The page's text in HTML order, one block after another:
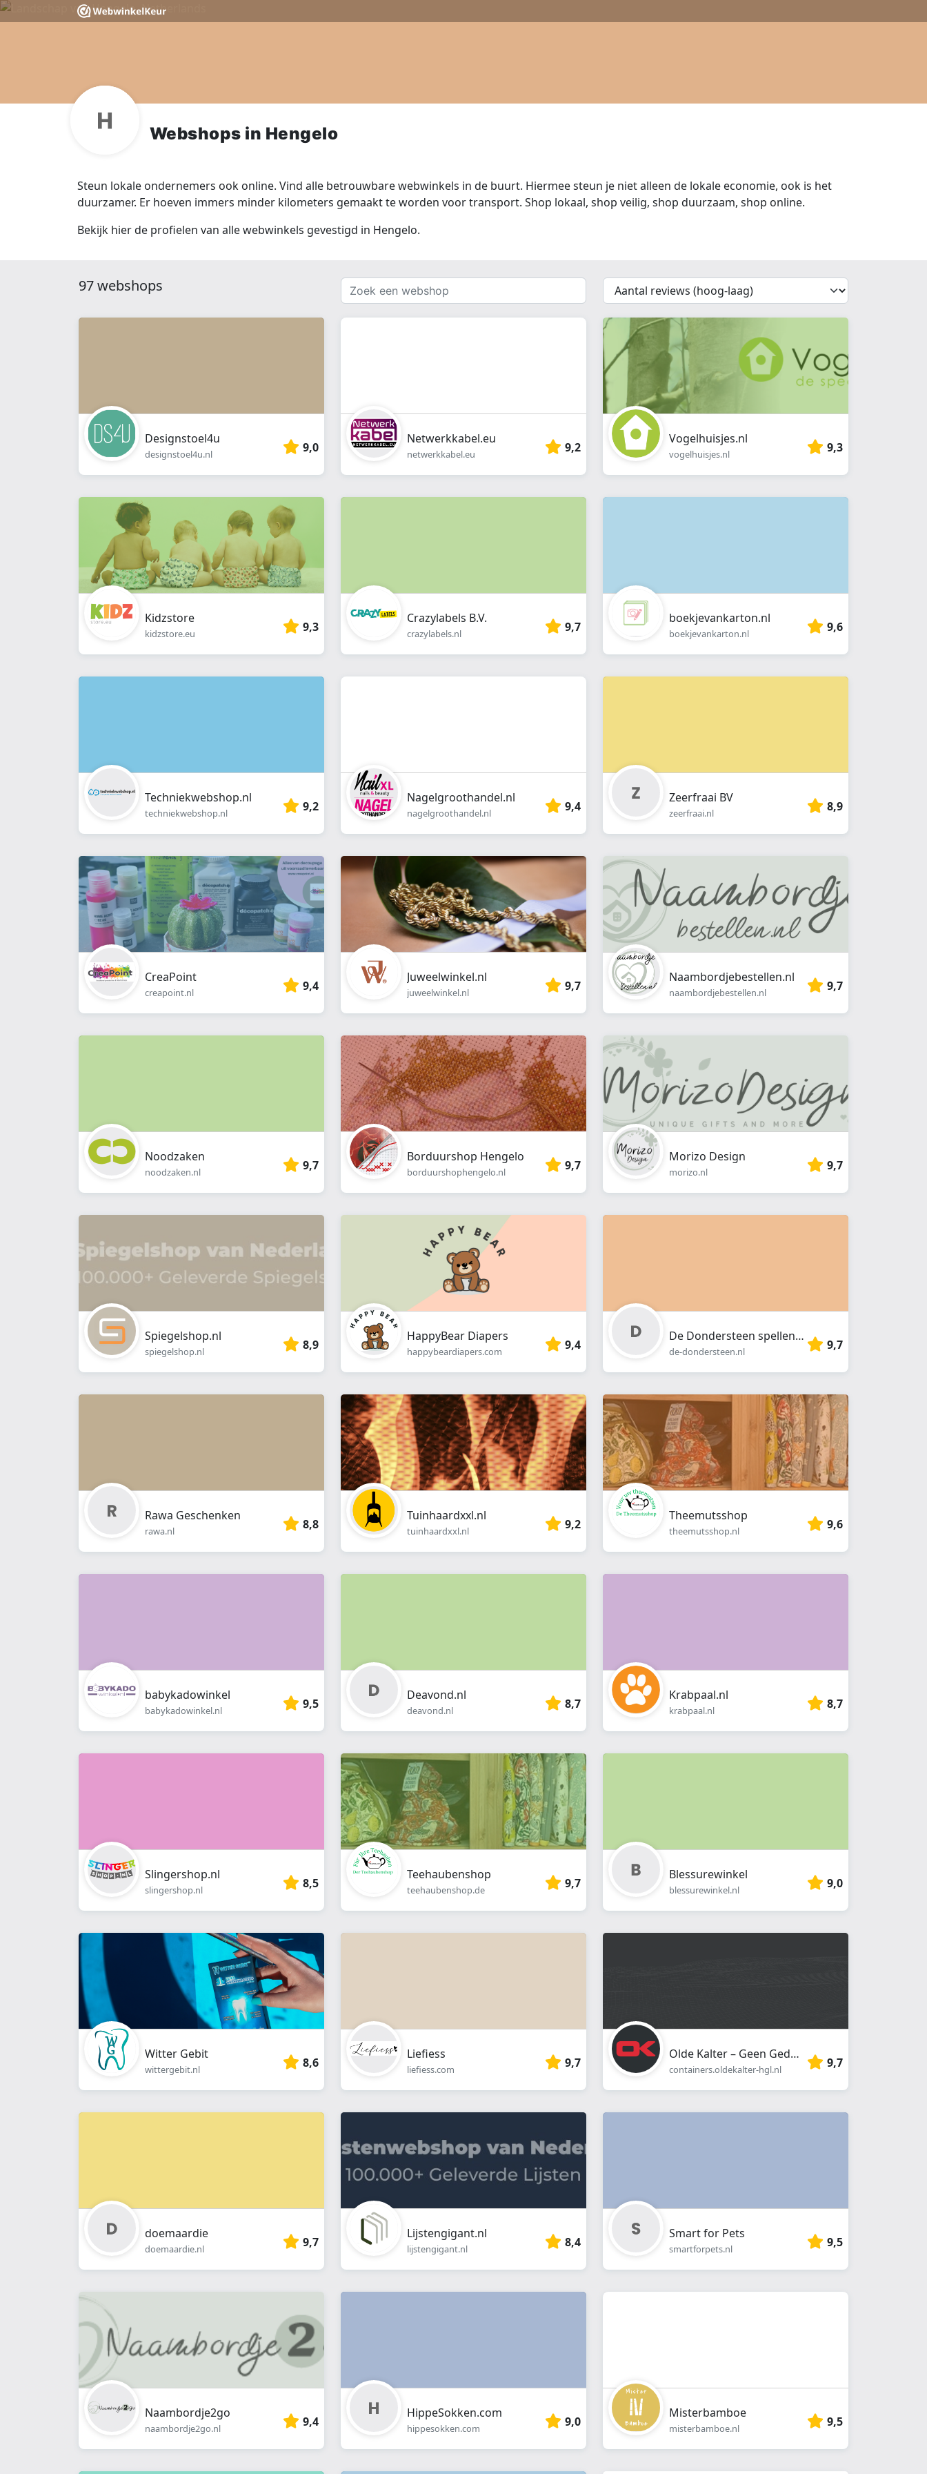
Webshops in Hengelo
Steun lokale ondernemers ook online. Vind alle betrouwbare webwinkels in de buurt. Hiermee steun je niet alleen de lokale economie, ook is het
duurzamer. Er hoeven immers minder kilometers gemaakt te worden voor transport. Shop lokaal, shop veilig, shop duurzaam, shop online.
Bekijk hier de profielen van alle webwinkels gevestigd in Hengelo.
97 webshops
Zoek
een
webshop
{{
__('Sort')
}}
Designstoel4u
designstoel4u.nl 9,0
Netwerkkabel.eu
netwerkkabel.eu 9,2
Vogelhuisjes.nl
vogelhuisjes.nl 9,3
Kidzstore
kidzstore.eu 9,3
Crazylabels B.V.
crazylabels.nl 9,7
boekjevankarton.nl
boekjevankarton.nl 9,6
Techniekwebshop.nl
techniekwebshop.nl 9,2
Nagelgroothandel.nl
nagelgroothandel.nl 9,4
Zeerfraai BV
zeerfraai.nl 8,9
CreaPoint
creapoint.nl 9,4
Juweelwinkel.nl
juweelwinkel.nl 9,7
Naambordjebestellen.nl
naambordjebestellen.nl 9,7
Noodzaken
noodzaken.nl 9,7
Borduurshop Hengelo
borduurshophengelo.nl 9,7
Morizo Design
morizo.nl 9,7
Spiegelshop.nl
spiegelshop.nl 8,9
HappyBear Diapers
happybeardiapers.com 9,4
De Dondersteen spellenspeciaalzaak
de-dondersteen.nl 9,7
Rawa Geschenken
rawa.nl 8,8
Tuinhaardxxl.nl
tuinhaardxxl.nl 9,2
Theemutsshop
theemutsshop.nl 9,6
babykadowinkel
babykadowinkel.nl 9,5
Deavond.nl
deavond.nl 8,7
Krabpaal.nl
krabpaal.nl 8,7
Slingershop.nl
slingershop.nl 8,5
Teehaubenshop
teehaubenshop.de 9,7
Blessurewinkel
blessurewinkel.nl 9,0
Witter Gebit
wittergebit.nl 8,6
Liefiess
liefiess.com 9,7
Olde Kalter – Geen Gedoe, Gewoon Geregeld 💪
containers.oldekalter-hgl.nl 9,7
doemaardie
doemaardie.nl 9,7
Lijstengigant.nl
lijstengigant.nl 8,4
Smart for Pets
smartforpets.nl 9,5
Naambordje2go
naambordje2go.nl 9,4
HippeSokken.com
hippesokken.com 9,0
Misterbamboe
misterbamboe.nl 9,5